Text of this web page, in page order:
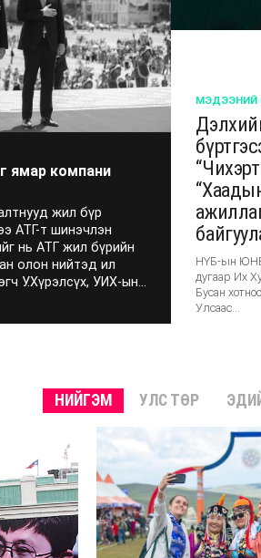
ямар компани
жил бүр
АТГ-т шинэчлэн
нь АТГ жил бүрийн
олон нийтэд ил
У.Хүрэлсүх, УИХ-ын...
МЭДЭЭНИЙ
НҮБ-ын
дугаар Их
Бусан
Улсаас...
НИЙГЭМ УЛС ТӨР